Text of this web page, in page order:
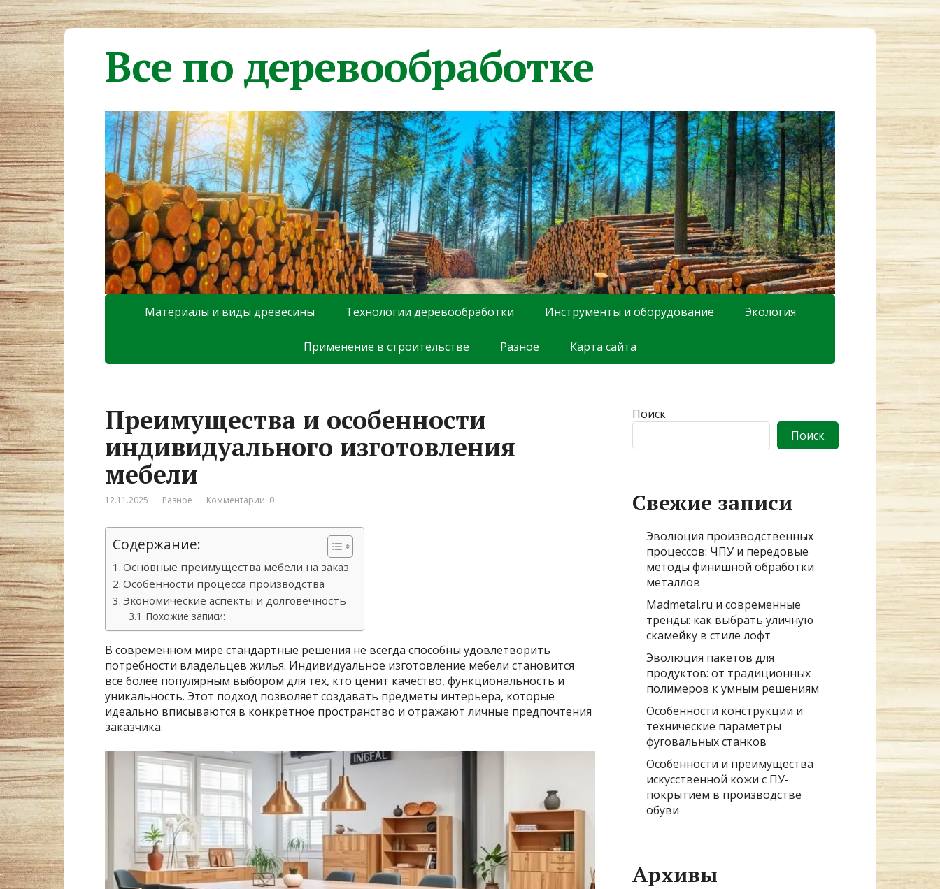
Все по деревообработке
Материалы и виды древесины Технологии деревообработки Инструменты и оборудование Экология
Применение в строительстве Разное Карта сайта
Преимущества и особенности
индивидуального изготовления
мебели
12.11.2025 Разное Комментарии: 0
Содержание:
Основные преимущества мебели на заказ
Особенности процесса производства
Экономические аспекты и долговечность
Похожие записи:
В современном мире стандартные решения не всегда способны удовлетворить
потребности владельцев жилья. Индивидуальное изготовление мебели становится
все более популярным выбором для тех, кто ценит качество, функциональность и
уникальность. Этот подход позволяет создавать предметы интерьера, которые
идеально вписываются в конкретное пространство и отражают личные предпочтения
заказчика.
Поиск
Поиск
Свежие записи
Эволюция производственных
процессов: ЧПУ и передовые
методы финишной обработки
металлов
Madmetal.ru и современные
тренды: как выбрать уличную
скамейку в стиле лофт
Эволюция пакетов для
продуктов: от традиционных
полимеров к умным решениям
Особенности конструкции и
технические параметры
фуговальных станков
Особенности и преимущества
искусственной кожи с ПУ-
покрытием в производстве
обуви
Архивы